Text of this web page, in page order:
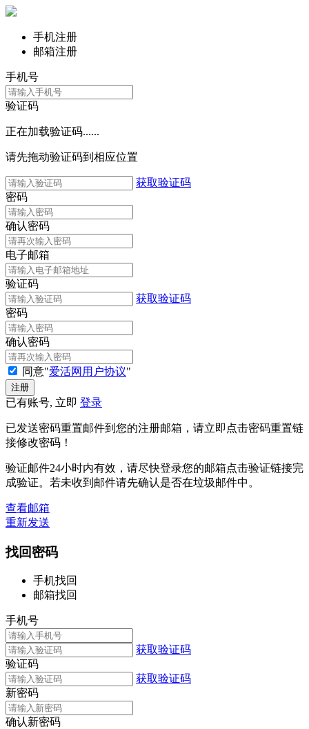
手机注册
邮箱注册
手机号
验证码
正在加载验证码......
请先拖动验证码到相应位置
获取验证码
密码
确认密码
电子邮箱
验证码
获取验证码
密码
确认密码
同意"爱活网用户协议"
已有账号, 立即 登录
已发送密码重置邮件到您的注册邮箱，请立即点击密码重置链
接修改密码！
验证邮件24小时内有效，请尽快登录您的邮箱点击验证链接完
成验证。若未收到邮件请先确认是否在垃圾邮件中。
查看邮箱
重新发送
找回密码
手机找回
邮箱找回
手机号
获取验证码
验证码
获取验证码
新密码
确认新密码